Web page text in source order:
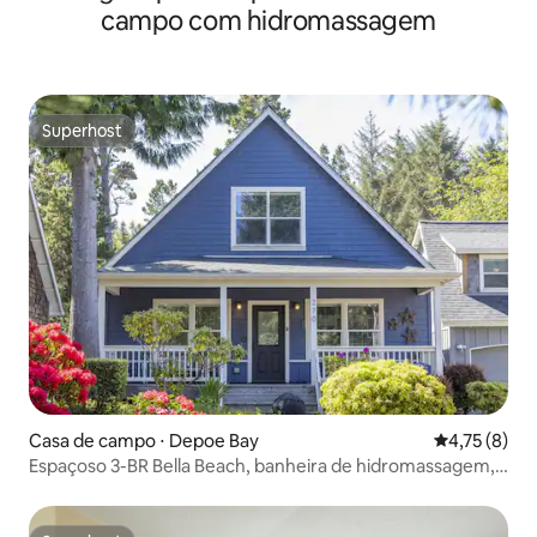
campo com hidromassagem
Superhost
Superhost
Casa de campo ⋅ Depoe Bay 4,75 de
4,75 (8)
Espaçoso 3-BR Bella Beach, banheira de hidromassagem,